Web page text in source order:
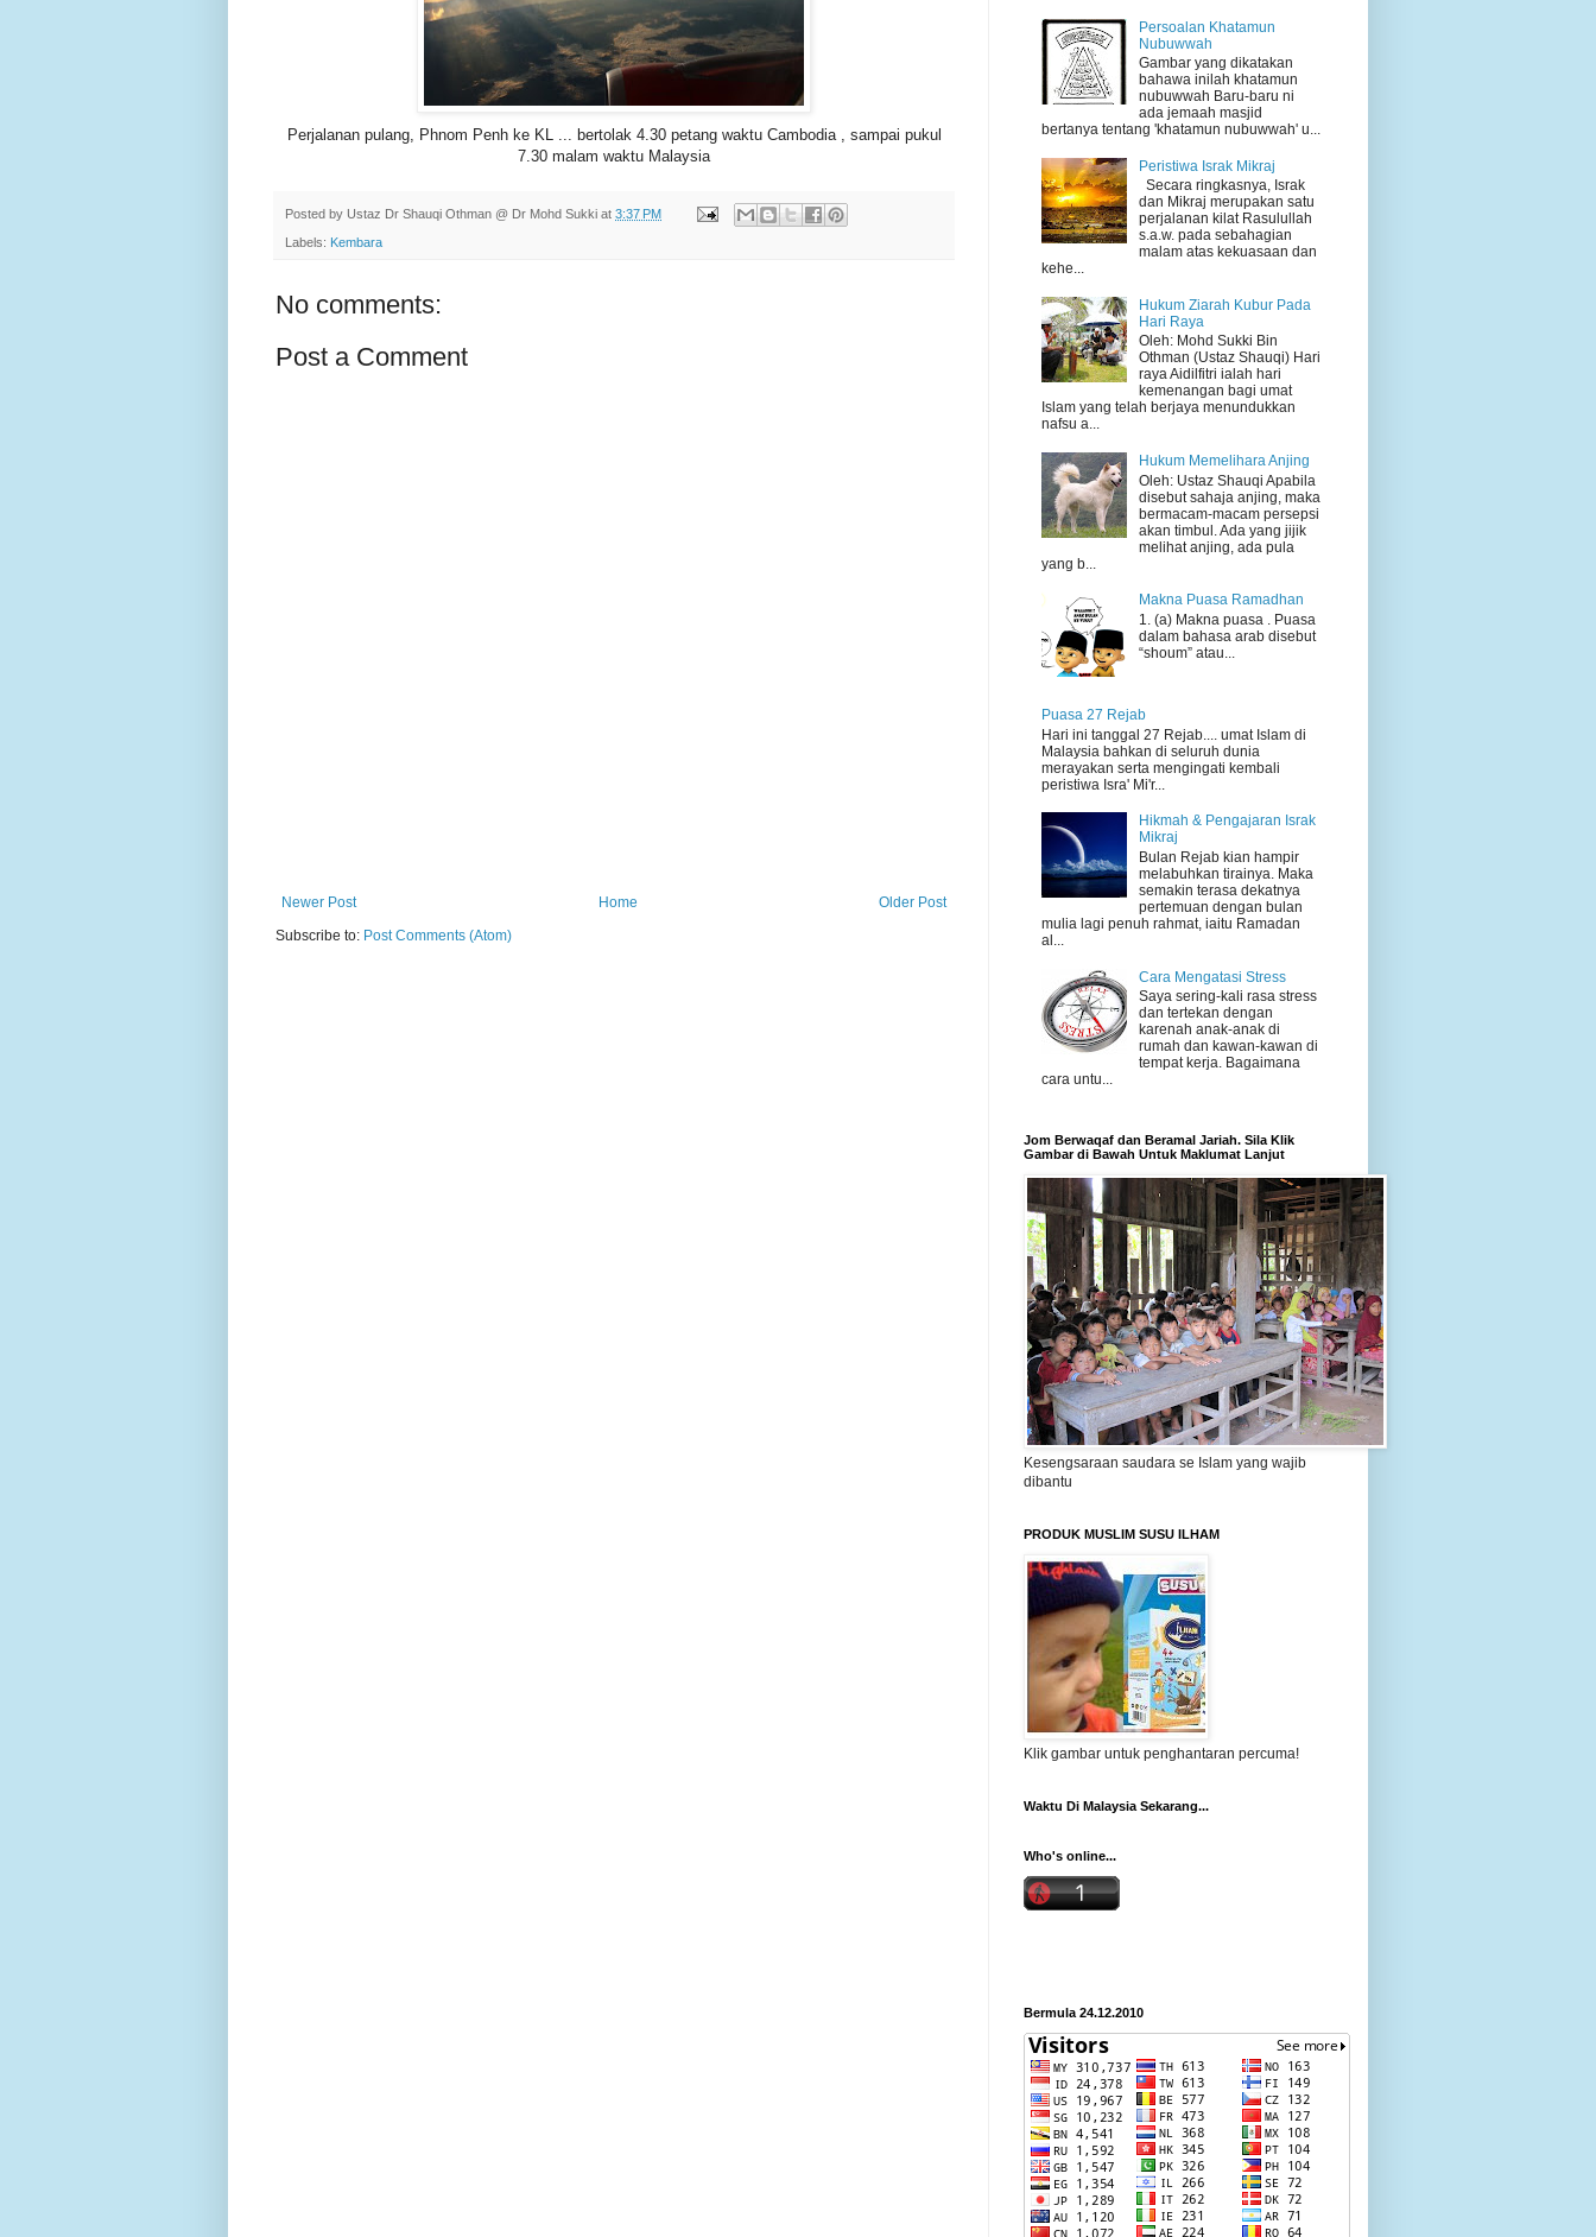
Perjalanan pulang, Phnom Penh ke KL ... bertolak 4.30 petang waktu Cambodia , sampai pukul
7.30 malam waktu Malaysia
Posted by Ustaz Dr Shauqi Othman @ Dr Mohd Sukki at 3:37 PM
Labels: Kembara
No comments:
Post a Comment
Newer Post Older Post
Home
Subscribe to: Post Comments (Atom)
Persoalan Khatamun
Nubuwwah
Gambar yang dikatakan
bahawa inilah khatamun
nubuwwah Baru-baru ni
ada jemaah masjid
bertanya tentang 'khatamun nubuwwah' u...
Peristiwa Israk Mikraj
Secara ringkasnya, Israk
dan Mikraj merupakan satu
perjalanan kilat Rasulullah
s.a.w. pada sebahagian
malam atas kekuasaan dan
kehe...
Hukum Ziarah Kubur Pada
Hari Raya
Oleh: Mohd Sukki Bin
Othman (Ustaz Shauqi) Hari
raya Aidilfitri ialah hari
kemenangan bagi umat
Islam yang telah berjaya menundukkan
nafsu a...
Hukum Memelihara Anjing
Oleh: Ustaz Shauqi Apabila
disebut sahaja anjing, maka
bermacam-macam persepsi
akan timbul. Ada yang jijik
melihat anjing, ada pula
yang b...
Makna Puasa Ramadhan
1. (a) Makna puasa . Puasa
dalam bahasa arab disebut
“shoum” atau...
Puasa 27 Rejab
Hari ini tanggal 27 Rejab.... umat Islam di
Malaysia bahkan di seluruh dunia
merayakan serta mengingati kembali
peristiwa Isra' Mi'r...
Hikmah & Pengajaran Israk
Mikraj
Bulan Rejab kian hampir
melabuhkan tirainya. Maka
semakin terasa dekatnya
pertemuan dengan bulan
mulia lagi penuh rahmat, iaitu Ramadan
al...
Cara Mengatasi Stress
Saya sering-kali rasa stress
dan tertekan dengan
karenah anak-anak di
rumah dan kawan-kawan di
tempat kerja. Bagaimana
cara untu...
Jom Berwaqaf dan Beramal Jariah. Sila Klik
Gambar di Bawah Untuk Maklumat Lanjut
Kesengsaraan saudara se Islam yang wajib
dibantu
PRODUK MUSLIM SUSU ILHAM
Klik gambar untuk penghantaran percuma!
Waktu Di Malaysia Sekarang...
Who's online...
Bermula 24.12.2010